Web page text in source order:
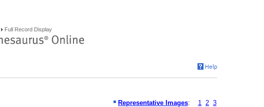
Full Record Display
Representative Images: 1 2 3